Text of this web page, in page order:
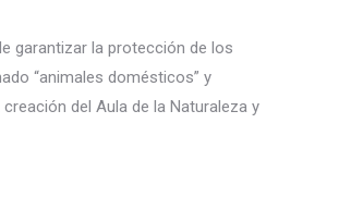
garantizar la protección de los
“animales domésticos” y
del Aula de la Naturaleza y